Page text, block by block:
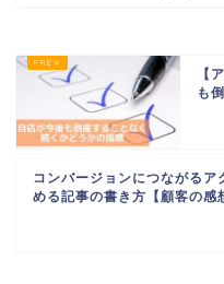
【
も
コンバージョンにつながるア
める記事の書き方【顧客の感